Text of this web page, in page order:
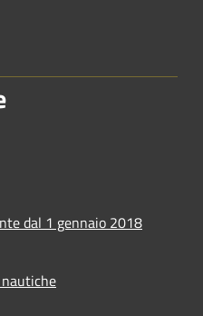
dal 1 gennaio 2018